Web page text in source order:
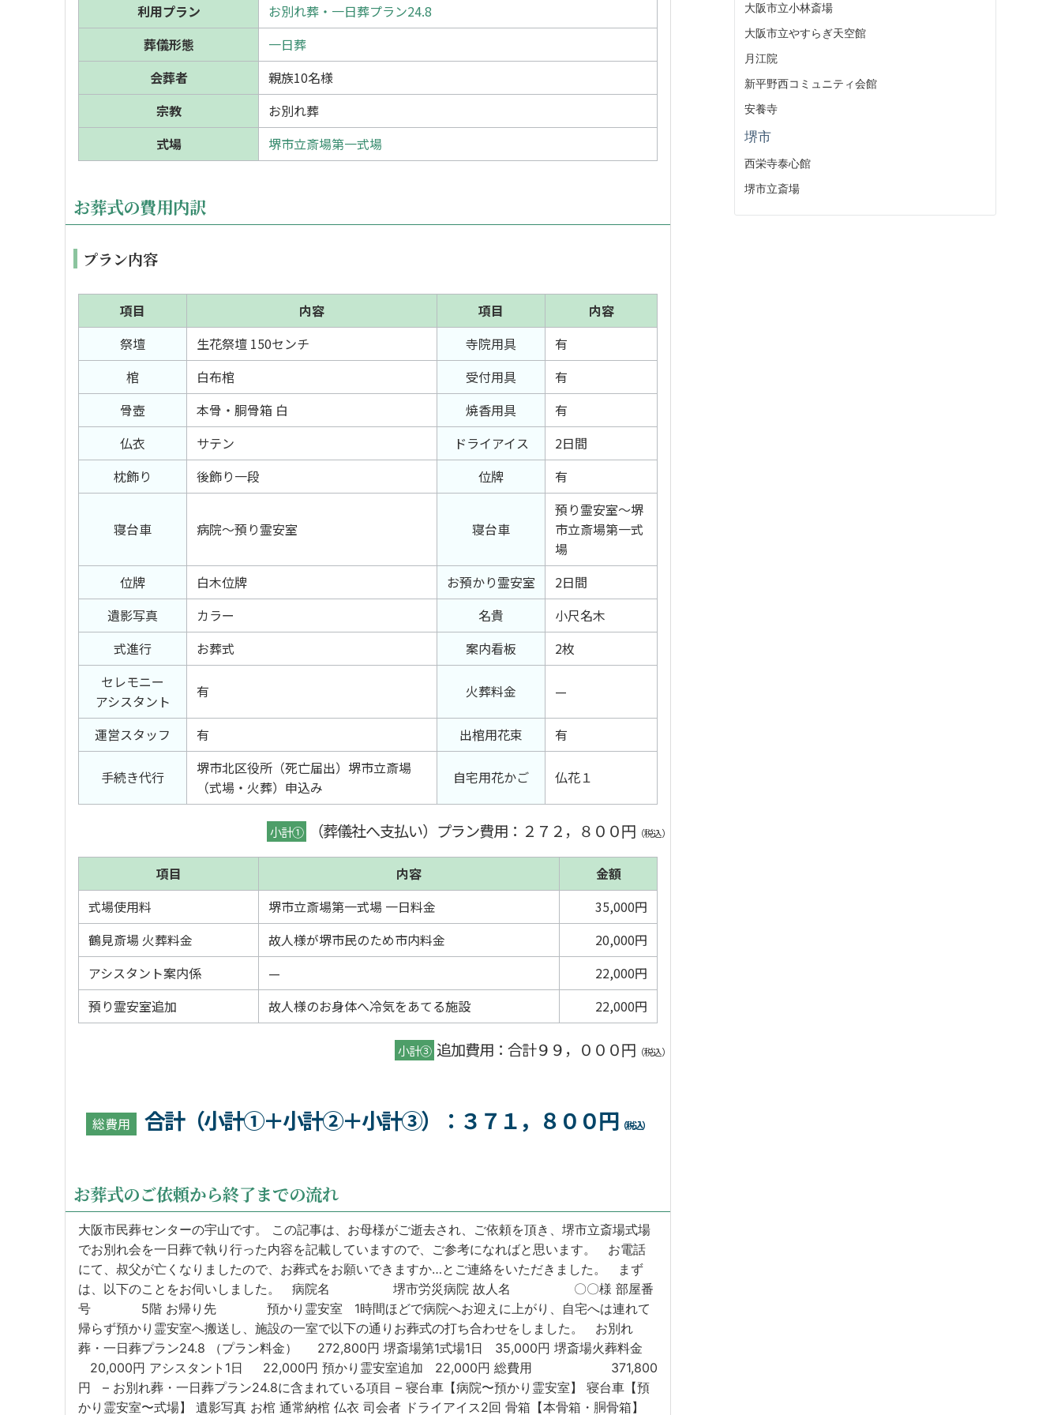
利用プラン
お別れ葬・一日葬プラン24.8
葬儀形態
一日葬
会葬者
親族10名様
宗教
お別れ葬
式場
堺市立斎場第一式場
お葬式の費用内訳
プラン内容
項目 内容 項目
内容
祭壇
生花祭壇 150センチ 寺院用具
有
棺
白布棺 受付用具
有
骨壺
本骨・胴骨箱 白 焼香用具
有
仏衣
サテン ドライアイス
2日間
枕飾り
後飾り一段 位牌 有
寝台車 病院～預り霊安室 寝台車
預り霊安室～堺
市立斎場第一式
場
位牌
白木位牌 お預かり霊安室
2日間
遺影写真
カラー 名貴
小尺名木
式進行
お葬式 案内看板
2枚
セレモニー
アシスタント
有 火葬料金 —
運営スタッフ 有 出棺用花束 有
手続き代行
堺市北区役所（死亡届出）堺市立斎場
（式場・火葬）申込み
自宅用花かご 仏花１
小計① （葬儀社へ支払い）プラン費用 ：２７２，８００円 （税込）
項目 内容
金額
式場使用料
堺市立斎場第一式場 一日料金
35,000円
鶴見斎場 火葬料金
故人様が堺市民のため市内料金
20,000円
アシスタント案内係
—
22,000円
預り霊安室追加
故人様のお身体へ冷気をあてる施設 22,000円
小計③ 追加費用：合計９９，０００円 （税込）
総費用 合計（小計①＋小計②＋小計③） ：３７１，８００円 （税込）
お葬式のご依頼から終了までの流れ
大阪市民葬センターの宇山です。 この記事は、お母様がご逝去され、ご依頼を頂き、堺市立斎場式場
でお別れ会を一日葬で執り行った内容を記載していますので、ご参考になればと思います。 お電話
にて、叔父が亡くなりましたので、お葬式をお願いできますか…とご連絡をいただきました。 まず
は、以下のことをお伺いしました。 病院名 堺市労災病院 故人名 〇〇様 部屋番
号 5階 お帰り先 預かり霊安室 1時間ほどで病院へお迎えに上がり、自宅へは連れて
帰らず預かり霊安室へ搬送し、施設の一室で以下の通りお葬式の打ち合わせをしました。 お別れ
葬・一日葬プラン24.8 （プラン料金） 272,800円 堺斎場第1式場1日 35,000円 堺斎場火葬料金
20,000円 アシスタント1日 22,000円 預かり霊安室追加 22,000円 総費用 371,800
円 – お別れ葬・一日葬プラン24.8に含まれている項目 – 寝台車【病院〜預かり霊安室】 寝台車【預
かり霊安室〜式場】 遺影写真 お棺 通常納棺 仏衣 司会者 ドライアイス2回 骨箱【本骨箱・胴骨箱】
大阪市立小林斎場
大阪市立やすらぎ天空館
月江院
新平野西コミュニティ会館
安養寺
堺市
西栄寺泰心館
堺市立斎場